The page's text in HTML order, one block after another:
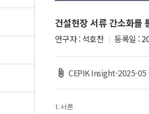
건설현장 서류 간소화를
연구자 : 석호찬 등록일 :
CEPIK Insight-2025-05
1. 서론